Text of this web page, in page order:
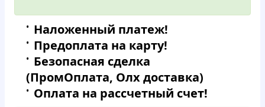
Наложенный платеж!
Предоплата на карту!
Безопасная сделка
(ПромОплата, Олх доставка)
Оплата на рассчетный счет!